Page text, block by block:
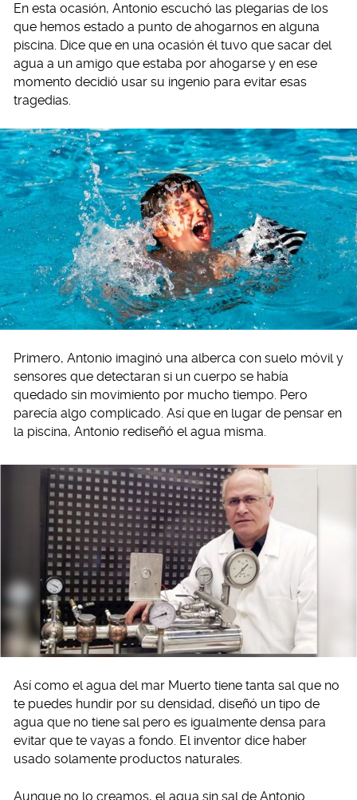
En esta ocasión, Antonio escuchó las plegarias de los
que hemos estado a punto de ahogarnos en alguna
piscina. Dice que en una ocasión él tuvo que sacar del
agua a un amigo que estaba por ahogarse y en ese
momento decidió usar su ingenio para evitar esas
tragedias.
Primero, Antonio imaginó una alberca con suelo móvil y
sensores que detectaran si un cuerpo se había
quedado sin movimiento por mucho tiempo. Pero
parecía algo complicado. Así que en lugar de pensar en
la piscina, Antonio rediseñó el agua misma.
Así como el agua del mar Muerto tiene tanta sal que no
te puedes hundir por su densidad, diseñó un tipo de
agua que no tiene sal pero es igualmente densa para
evitar que te vayas a fondo. El inventor dice haber
usado solamente productos naturales.
Aunque no lo creamos, el agua sin sal de Antonio